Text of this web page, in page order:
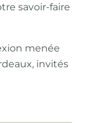
savoir-faire
menée
invités